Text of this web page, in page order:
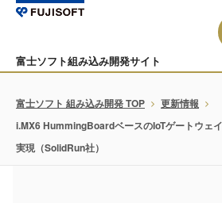
富士ソフト組み込み開発サイト
富士ソフト 組み込み開発 TOP
更新情報
i.MX6 HummingBoardベースのIoTゲートウェ
実現（SolidRun社）